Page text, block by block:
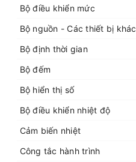
Bộ điều khiển mức
Bộ nguồn - Các thiết bị khác
Bộ định thời gian
Bộ đếm
Bộ hiển thị số
Bộ điều khiển nhiệt độ
Cảm biến nhiệt
Công tắc hành trình